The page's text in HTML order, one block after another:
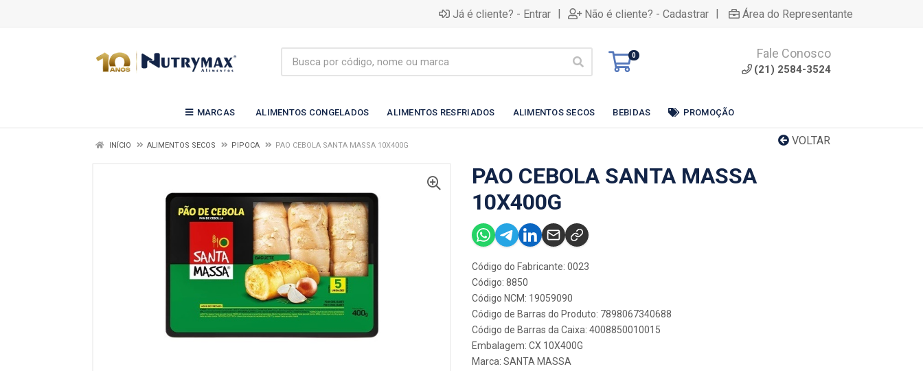
Já é cliente? - Entrar | Não é cliente? - Cadastrar | Área do Representante
0 Fale Conosco
(21) 2584-3524
MARCAS ALIMENTOS CONGELADOS ALIMENTOS RESFRIADOS ALIMENTOS SECOS BEBIDAS PROMOÇÃO
VOLTAR
INÍCIO ALIMENTOS SECOS PIPOCA PAO CEBOLA SANTA MASSA 10X400G
PAO CEBOLA SANTA MASSA
10X400G
Código do Fabricante: 0023
Código: 8850
Código NCM: 19059090
Código de Barras do Produto: 7898067340688
Código de Barras da Caixa: 4008850010015
Embalagem: CX 10X400G
Marca: SANTA MASSA